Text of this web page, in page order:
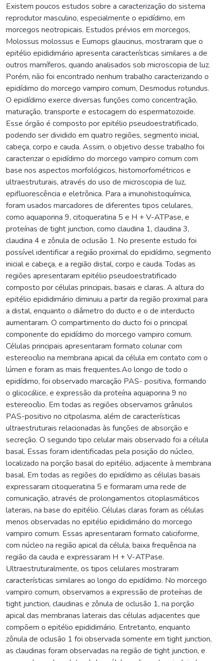
Existem poucos estudos sobre a caracterização do sistema
reprodutor masculino, especialmente o epidídimo, em
morcegos neotropicais. Estudos prévios em morcegos,
Molossus molossus e Eumops glaucinus, mostraram que o
epitélio epididimário apresenta características similares a de
outros mamíferos, quando analisados sob microscopia de luz.
Porém, não foi encontrado nenhum trabalho caracterizando o
epidídimo do morcego vampiro comum, Desmodus rotundus.
O epidídimo exerce diversas funções como concentração,
maturação, transporte e estocagem do espermatozoide.
Esse órgão é composto por epitélio pseudoestratificado,
podendo ser dividido em quatro regiões, segmento inicial,
cabeça, corpo e cauda. Assim, o objetivo desse trabalho foi
caracterizar o epidídimo do morcego vampiro comum com
base nos aspectos morfológicos, histomorfométricos e
ultraestruturais, através do uso de microscopia de luz,
epifluorescência e eletrônica. Para a imunohistoquímica,
foram usados marcadores de diferentes tipos celulares,
como aquaporina 9, citoqueratina 5 e H + V-ATPase, e
proteínas de tight junction, como claudina 1, claudina 3,
claudina 4 e zônula de oclusão 1. No presente estudo foi
possível identificar a região proximal do epidídimo, segmento
inicial e cabeça, e a região distal, corpo e cauda. Todas as
regiões apresentaram epitélio pseudoestratificado
composto por células principais, basais e claras. A altura do
epitélio epididimário diminuiu a partir da região proximal para
a distal, enquanto o diâmetro do ducto e o de interducto
aumentaram. O compartimento do ducto foi o principal
componente do epidídimo do morcego vampiro comum.
Células principais apresentaram formato colunar com
estereocílio na membrana apical da célula em contato com o
lúmen e foram as mais frequentes.Ao longo de todo o
epidídimo, foi observado marcação PAS- positiva, formando
o glicocálice, e expressão da proteína aquaporina 9 no
estereocílio. Em todas as regiões observamos grânulos
PAS-positivo no citpolasma, além de características
ultraestruturais relacionadas às funções de absorção e
secreção. O segundo tipo celular mais observado foi a célula
basal. Essas foram identificadas pela posição do núcleo,
localizado na porção basal do epitélio, adjacente à membrana
basal. Em todas as regiões do epidídimo as células basais
expressaram citoqueratina 5 e formaram uma rede de
comunicação, através de prolongamentos citoplasmáticos
laterais, na base do epitélio. Células claras foram as células
menos observadas no epitélio epididimário do morcego
vampiro comum. Essas apresentaram formato caliciforme,
com núcleo na região apical da célula, baixa frequência na
região da cauda e expressaram H + V-ATPase.
Ultraestruturalmente, os tipos celulares mostraram
características similares ao longo do epidídimo. No morcego
vampiro comum, observamos a expressão de proteínas de
tight junction, claudinas e zônula de oclusão 1, na porção
apical das membranas laterais das células adjacentes que
compõem o epitélio epididimário. Entretanto, enquanto
zônula de oclusão 1 foi observada somente em tight junction,
as claudinas foram observadas na região de tight junction, e